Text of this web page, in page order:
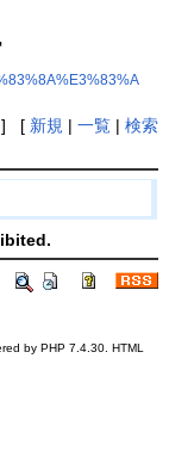
] [ 新規 | 一覧| 検索
by PHP 7.4.30. HTML